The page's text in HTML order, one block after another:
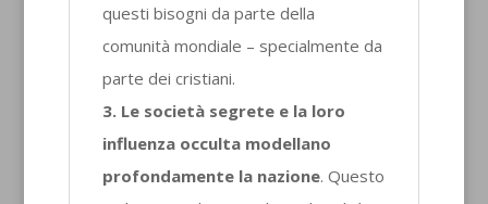
questi bisogni da parte della
comunità mondiale – specialmente da
parte dei cristiani.
3. Le società segrete e la loro
influenza occulta modellano
profondamente la nazione. Questo